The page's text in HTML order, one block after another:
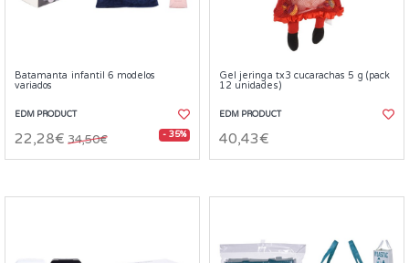
Batamanta infantil 6 modelos
variados
EDM PRODUCT
22,28€ 34,50€ - 35%
Gel jeringa tx3 cucarachas 5 g (pack
12 unidades)
EDM PRODUCT
40,43€